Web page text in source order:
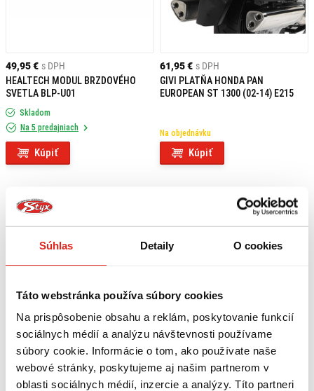
Súhlas Detaily O cookies
Táto webstránka používa súbory cookies
Na prispôsobenie obsahu a reklám, poskytovanie funkcií
sociálnych médií a analýzu návštevnosti používame
súbory cookie. Informácie o tom, ako používate naše
webové stránky, poskytujeme aj našim partnerom v
oblasti sociálnych médií, inzercie a analýzy. Títo partneri
49,95 € s DPH
HEALTECH MODUL BRZDOVÉHO
SVETLA BLP-U01
Skladom
Na 5 predajniach
Kúpiť
61,95 € s DPH
GIVI PLATŇA HONDA PAN
EUROPEAN ST 1300 (02-14) E215
Na objednávku
Kúpiť
5,50 € s DPH
QUATTROERRE NÁLEPKY HONDA 2